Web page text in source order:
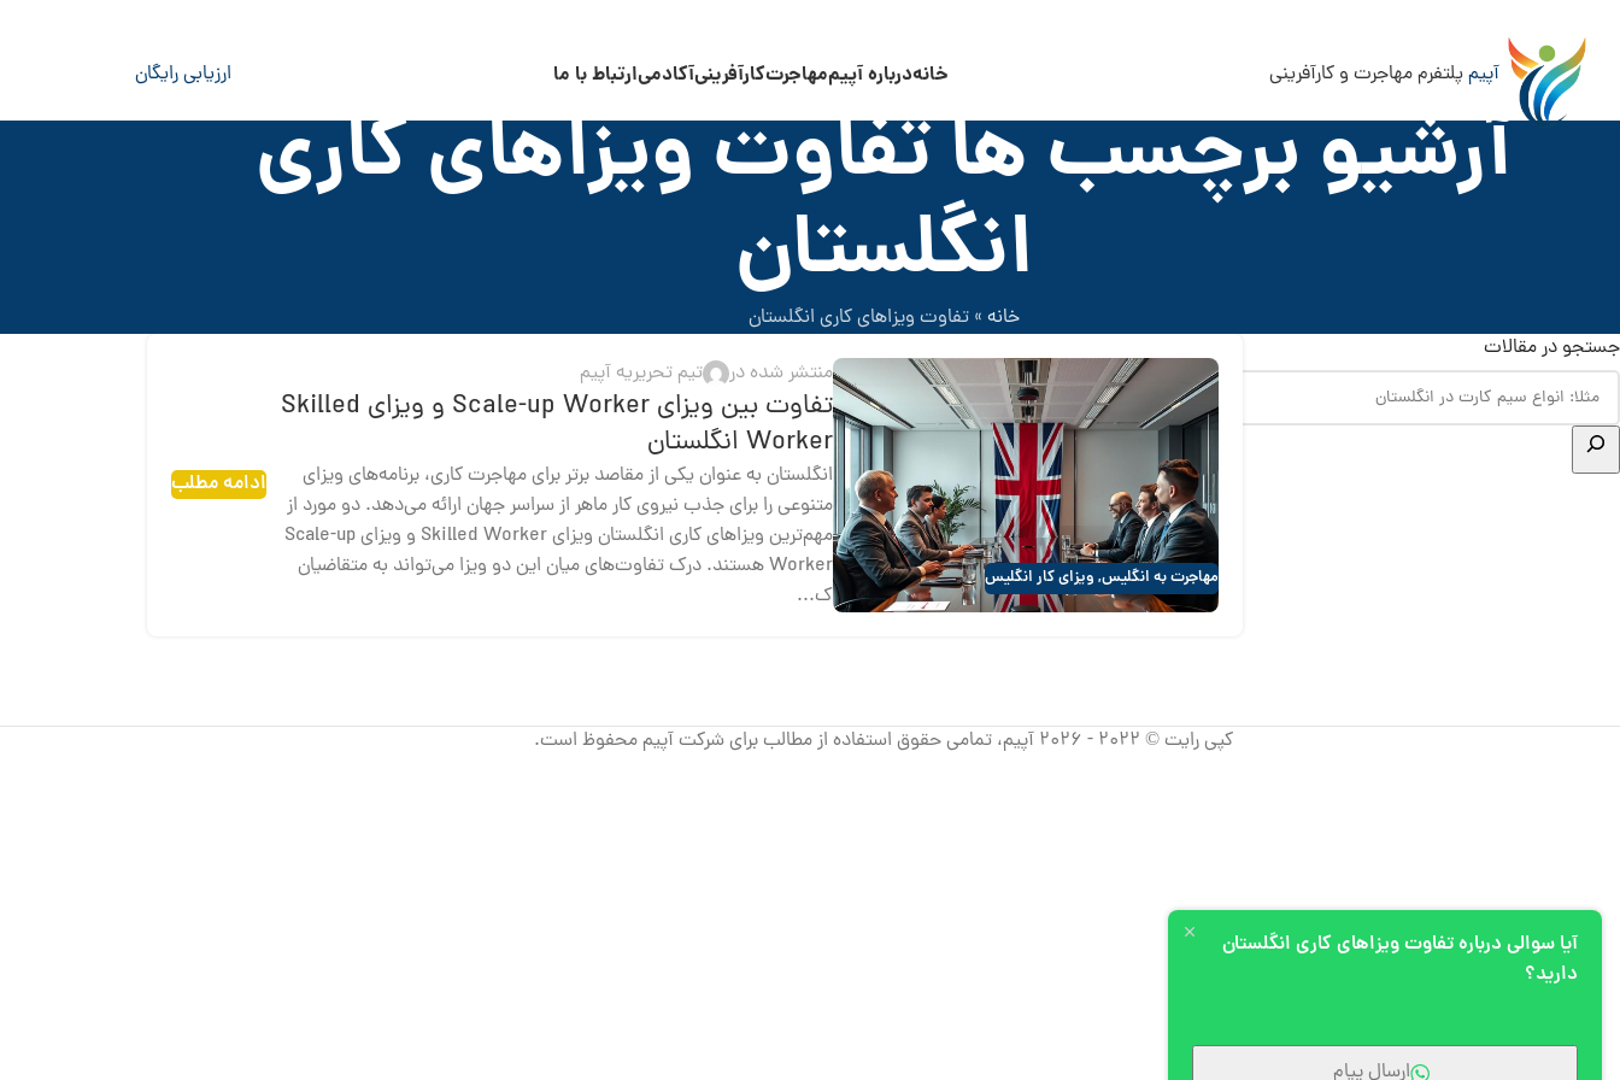
آپیمپلتفرم مهاجرت و کارآفرینی خانهدرباره آپیممهاجرتکارآفرینیآکادمیارتباط با ما ارزیابی رایگان
آرشیو برچسب ها تفاوت ویزاهای کاری
انگلستان
خانه »تفاوت ویزاهای کاری انگلستان
جستجو در مقالات
مهاجرت به انگلیس, ویزای کار انگلیس
منتشر شده در تیم تحریریه آپیم
تفاوت بین ویزای Scale-up Worker و ویزای Skilled
Worker انگلستان
انگلستان به عنوان یکی از مقاصد برتر برای مهاجرت کاری، برنامه‌های ویزای
متنوعی را برای جذب نیروی کار ماهر از سراسر جهان ارائه می‌دهد. دو مورد از
مهم‌ترین ویزاهای کاری انگلستان ویزای Skilled Worker و ویزای Scale-up
Worker هستند. درک تفاوت‌های میان این دو ویزا می‌تواند به متقاضیان
ک...
ادامه مطلب
کپی رایت © 2022 - 2026 آپیم، تمامی حقوق استفاده از مطالب برای شرکت آپیم محفوظ است.
آیا سوالی درباره تفاوت ویزاهای کاری انگلستان
دارید؟
ارسال پیام